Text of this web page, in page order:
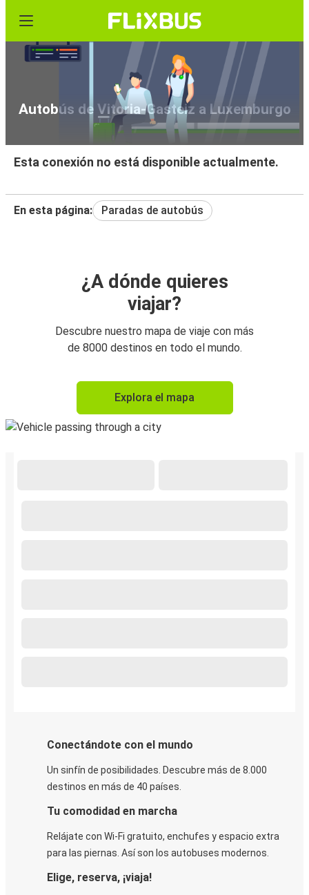
Autobús de Vitoria-Gasteiz a Luxemburgo
Esta conexión no está disponible actualmente.
En esta página: Paradas de autobús
¿A dónde quieres
viajar?
Descubre nuestro mapa de viaje con más
de 8000 destinos en todo el mundo.
Explora el mapa
Conectándote con el mundo
Un sinfín de posibilidades. Descubre más de 8.000
destinos en más de 40 países.
Tu comodidad en marcha
Relájate con Wi-Fi gratuito, enchufes y espacio extra
para las piernas. Así son los autobuses modernos.
Elige, reserva, ¡viaja!